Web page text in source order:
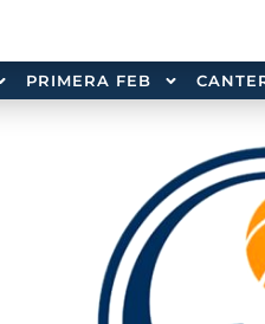
PRIMERA FEB